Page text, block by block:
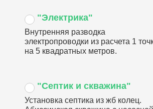
"Электрика"
Внутренняя разводка
электропроводки из расчета 1
на 5 квадратных метров.
"Септик и скважина"
Установка септика из жб колец.